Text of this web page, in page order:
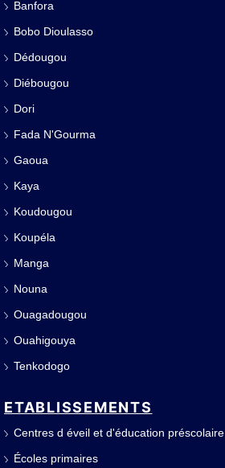
Banfora
Bobo Dioulasso
Dédougou
Diébougou
Dori
Fada N'Gourma
Gaoua
Kaya
Koudougou
Koupéla
Manga
Nouna
Ouagadougou
Ouahigouya
Tenkodogo
ETABLISSEMENTS
Centres d éveil et d'éducation préscolaire
Écoles primaires